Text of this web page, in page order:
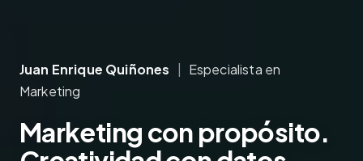
Juan Enrique Quiñones
Especialista en
Marketing
Marketing con propósito.